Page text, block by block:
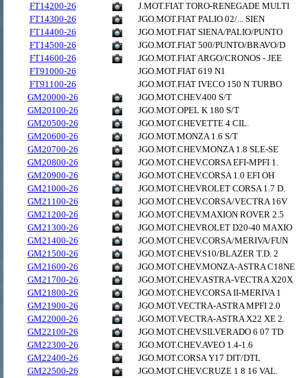
FT14200-26
J.MOT.FIAT TORO-RENEGADE MULTI
FT14300-26
JGO.MOT.FIAT PALIO 02/... SIEN
FT14400-26
JGO.MOT.FIAT SIENA/PALIO/PUNTO
FT14500-26
JGO.MOT.FIAT 500/PUNTO/BRAVO/D
FT14600-26
JGO.MOT.FIAT ARGO/CRONOS - JEE
FT91000-26
JGO.MOT.FIAT 619 N1
FT91100-26
JGO.MOT.FIAT IVECO 150 N TURBO
GM20000-26
JGO.MOT.CHEV.400 S/T
GM20100-26
JGO.MOT.OPEL K 180 S/T
GM20500-26
JGO.MOT.CHEVETTE 4 CIL.
GM20600-26
JGO.MOT.MONZA 1.6 S/T
GM20700-26
JGO.MOT.CHEV.MONZA 1.8 SLE-SE
GM20800-26
JGO.MOT.CHEV.CORSA EFI-MPFI 1.
GM20900-26
JGO.MOT.CHEV.CORSA 1.0 EFI OH
GM21000-26
JGO.MOT.CHEVROLET CORSA 1.7 D.
GM21100-26
JGO.MOT.CHEV.CORSA/VECTRA 16V
GM21200-26
JGO.MOT.CHEV.MAXION ROVER 2.5
GM21300-26
JGO.MOT.CHEVROLET D20-40 MAXIO
GM21400-26
JGO.MOT.CHEV.CORSA/MERIVA/FUN
GM21500-26
JGO.MOT.CHEV.S10/BLAZER T.D. 2
GM21600-26
JGO.MOT.CHEV.MONZA-ASTRA C18NE
GM21700-26
JGO.MOT.CHEV.ASTRA-VECTRA X20X
GM21800-26
JGO.MOT.CHEV.CORSA II-MERIVA 1
GM21900-26
JGO.MOT.VECTRA-ASTRA MPFI 2.0
GM22000-26
JGO.MOT.VECTRA-ASTRA X22 XE 2.
GM22100-26
JGO.MOT.CHEV.SILVERADO 6 07 TD
GM22300-26
JGO.MOT.CHEV.AVEO 1.4-1.6
GM22400-26
JGO.MOT.CORSA Y17 DIT/DTL
GM22500-26
JGO.MOT.CHEV.CRUZE 1 8 16 VAL.